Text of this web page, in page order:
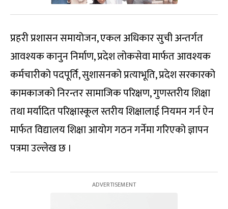
प्रहरी प्रशासन समायोजन, एकल अधिकार सुची अन्तर्गत
आवश्यक कानुन निर्माण, प्रदेश लोकसेवा मार्फत आवश्यक
कर्मचारीको पदपूर्ति, सुशासनको प्रत्याभूति, प्रदेश सरकारको
कामकाजको निरन्तर सामाजिक परिक्षण, गुणस्तरीय शिक्षा
तथा मर्यादित परिक्षास्कूल स्तरीय शिक्षालाई नियमन गर्न ऐन
मार्फत विद्यालय शिक्षा आयोग गठन गर्नेमा गरिएको ज्ञापन
पत्रमा उल्लेख छ ।